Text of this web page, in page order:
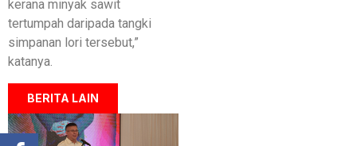
kerana minyak sawit
tertumpah daripada tangki
simpanan lori tersebut,”
katanya.
BERITA LAIN